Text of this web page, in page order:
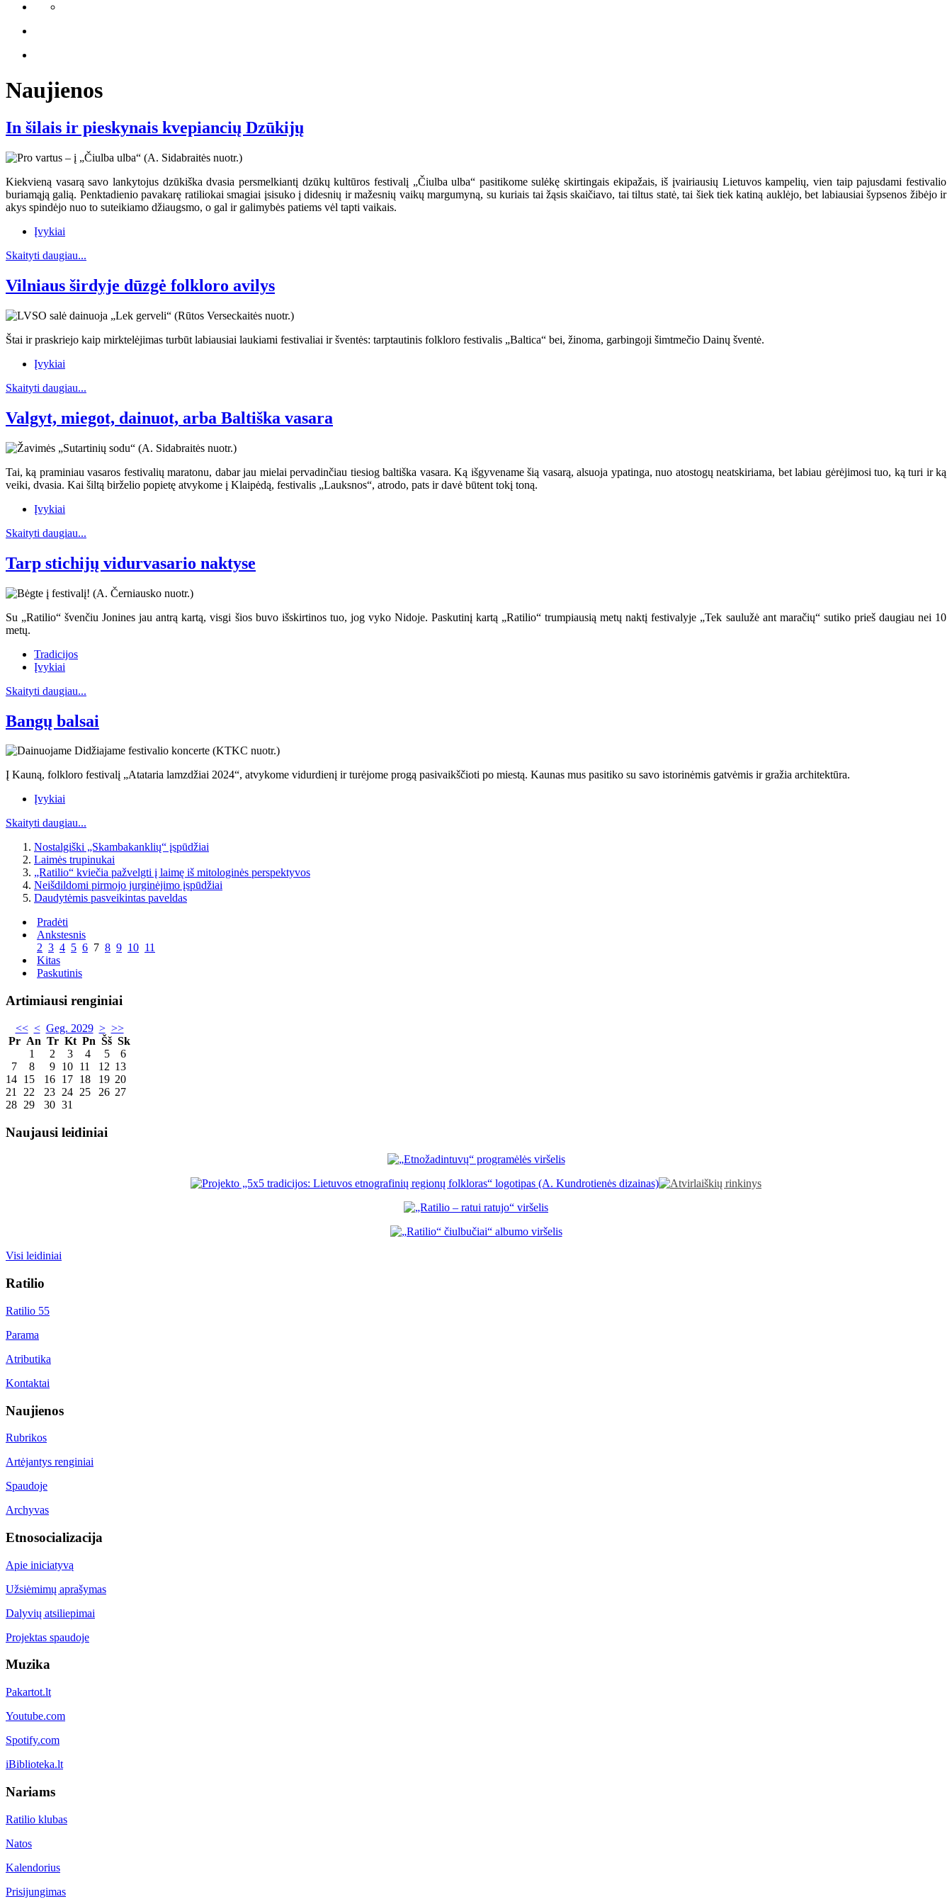
Naujienos
In šilais ir pieskynais kvepiancių Dzūkijų
Kiekvieną vasarą savo lankytojus dzūkiška dvasia persmelkiantį dzūkų kultūros festivalį „Čiulba ulba“ pasitikome sulėkę skirtingais ekipažais, iš įvairiausių Lietuvos kampelių, vien taip pajusdami festivalio
buriamąją galią. Penktadienio pavakarę ratiliokai smagiai įsisuko į didesnių ir mažesnių vaikų margumyną, su kuriais tai žąsis skaičiavo, tai tiltus statė, tai šiek tiek katiną auklėjo, bet labiausiai šypsenos žibėjo ir
akys spindėjo nuo to suteikiamo džiaugsmo, o gal ir galimybės patiems vėl tapti vaikais.
Įvykiai
Skaityti daugiau...
Vilniaus širdyje dūzgė folkloro avilys
Štai ir praskriejo kaip mirktelėjimas turbūt labiausiai laukiami festivaliai ir šventės: tarptautinis folkloro festivalis „Baltica“ bei, žinoma, garbingoji šimtmečio Dainų šventė.
Įvykiai
Skaityti daugiau...
Valgyt, miegot, dainuot, arba Baltiška vasara
Tai, ką praminiau vasaros festivalių maratonu, dabar jau mielai pervadinčiau tiesiog baltiška vasara. Ką išgyvename šią vasarą, alsuoja ypatinga, nuo atostogų neatskiriama, bet labiau gėrėjimosi tuo, ką turi ir ką
veiki, dvasia. Kai šiltą birželio popietę atvykome į Klaipėdą, festivalis „Lauksnos“, atrodo, pats ir davė būtent tokį toną.
Įvykiai
Skaityti daugiau...
Tarp stichijų vidurvasario naktyse
Su „Ratilio“ švenčiu Jonines jau antrą kartą, visgi šios buvo išskirtinos tuo, jog vyko Nidoje. Paskutinį kartą „Ratilio“ trumpiausią metų naktį festivalyje „Tek saulužė ant maračių“ sutiko prieš daugiau nei 10
metų.
Tradicijos
Įvykiai
Skaityti daugiau...
Bangų balsai
Į Kauną, folkloro festivalį „Atataria lamzdžiai 2024“, atvykome vidurdienį ir turėjome progą pasivaikščioti po miestą. Kaunas mus pasitiko su savo istorinėmis gatvėmis ir gražia architektūra.
Įvykiai
Skaityti daugiau...
Nostalgiški „Skambakanklių“ įspūdžiai
Laimės trupinukai
„Ratilio“ kviečia pažvelgti į laimę iš mitologinės perspektyvos
Neišdildomi pirmojo jurginėjimo įspūdžiai
Daudytėmis pasveikintas paveldas
Pradėti
Ankstesnis
2 3 4 5 6 7 8 9 10 11
Kitas
Paskutinis
Artimiausi renginiai
<< < Geg. 2029 > >>
Pr An Tr Kt Pn Šš Sk
1
2 3 4 5
6
7
8 9 10 11 12 13
14 15 16 17 18 19 20
21
22 23 24 25 26 27
28 29 30 31
Naujausi leidiniai
Visi leidiniai
Ratilio
Ratilio 55
Parama
Atributika
Kontaktai
Naujienos
Rubrikos
Artėjantys renginiai
Spaudoje
Archyvas
Etnosocializacija
Apie iniciatyvą
Užsiėmimų aprašymas
Dalyvių atsiliepimai
Projektas spaudoje
Muzika
Pakartot.lt
Youtube.com
Spotify.com
iBiblioteka.lt
Nariams
Ratilio klubas
Natos
Kalendorius
Prisijungimas